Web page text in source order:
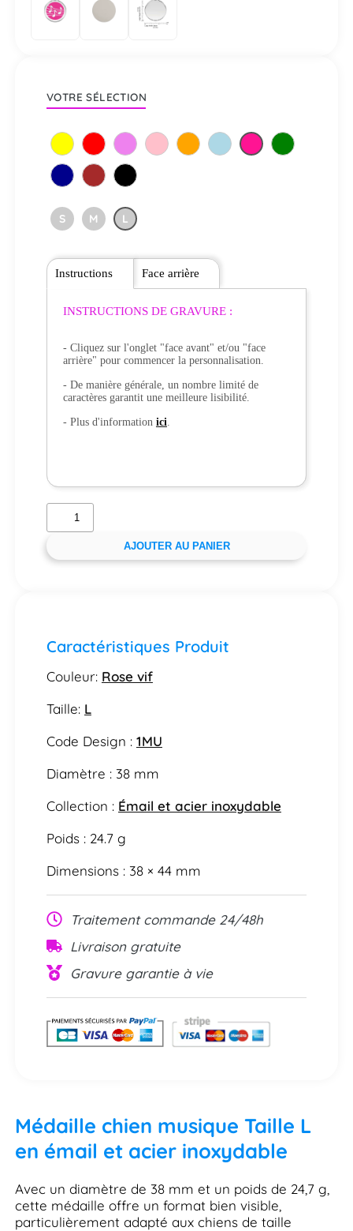
VOTRE SÉLECTION
S M L
Instructions
INSTRUCTIONS DE GRAVURE :
- Cliquez sur l'onglet "face avant" et/ou "face
arrière" pour commencer la personnalisation.
- De manière générale, un nombre limité de
caractères garantit une meilleure lisibilité.
- Plus d'information ici.
Face arrière
AJOUTER AU PANIER
Caractéristiques Produit
Couleur: Rose vif
Taille: L
Code Design : 1MU
Diamètre : 38 mm
Collection : Émail et acier inoxydable
Poids : 24.7 g
Dimensions : 38 × 44 mm
Traitement commande 24/48h
Livraison gratuite
Gravure garantie à vie
Médaille chien musique Taille L
en émail et acier inoxydable
Avec un diamètre de 38 mm et un poids de 24,7 g,
cette médaille offre un format bien visible,
particulièrement adapté aux chiens de taille